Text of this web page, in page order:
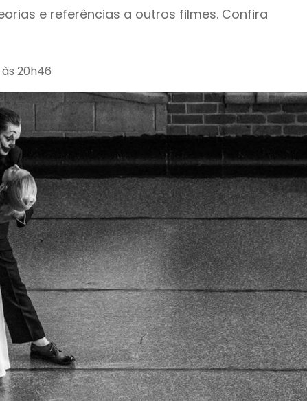
e referências a outros filmes. Confira
20h46